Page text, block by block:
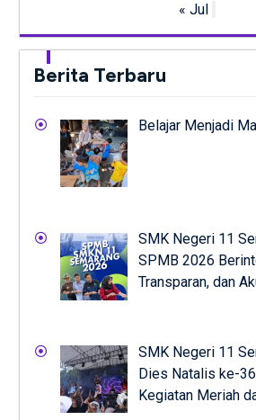
« Jul
Berita Terbaru
Belajar Menjadi
SMK Negeri 11
SPMB 2026
Transparan, dan
SMK Negeri 11
Dies Natalis ke-
Kegiatan Meriah